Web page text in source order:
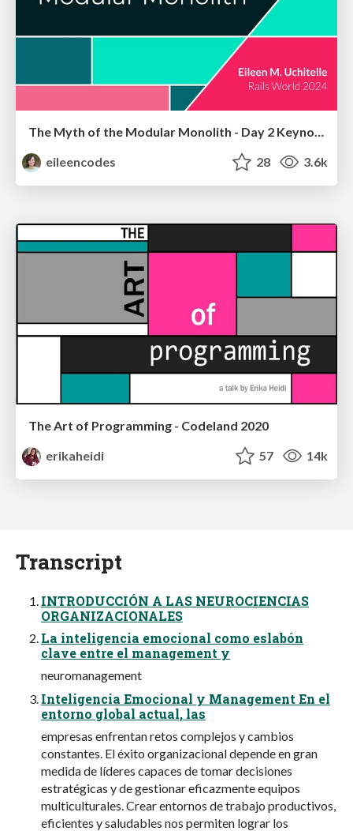
eileencodes
28 3.6k
The Art of Programming - Codeland 2020
erikaheidi
57 14k
Transcript
INTRODUCCIÓN A LAS NEUROCIENCIAS
ORGANIZACIONALES
La inteligencia emocional como eslabón
clave entre el management y
neuromanagement
Inteligencia Emocional y Management En el
entorno global actual, las
empresas enfrentan retos complejos y cambios
constantes. El éxito organizacional depende en gran
medida de líderes capaces de tomar decisiones
estratégicas y de gestionar eficazmente equipos
multiculturales. Crear entornos de trabajo productivos,
eficientes y saludables nos permiten lograr los